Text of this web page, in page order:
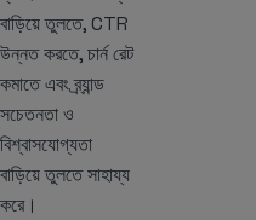
বাড়িয়ে তুলতে, CTR
উন্নত করতে, চার্ন রেট
কমাতে এবং ব্র্যান্ড
সচেতনতা ও
বিশ্বাসযোগ্যতা
বাড়িয়ে তুলতে সাহায্য
করে।